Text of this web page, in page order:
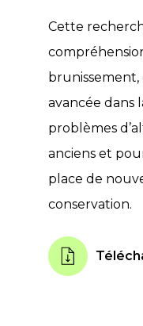
Cette
avancée dans
problèmes
anciens et
place de
conservation.